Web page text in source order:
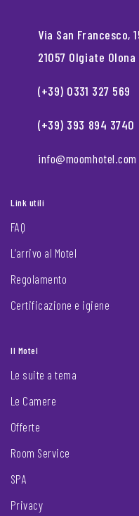
Via San Francesco,
21057 Olgiate
(+39) 0331 327 569
(+39) 393 894 3740
info@moomhotel.com
Link utili
FAQ
L’arrivo al Motel
Regolamento
Certificazione e igiene
Il Motel
Le suite a tema
Le Camere
Offerte
Room Service
SPA
Privacy